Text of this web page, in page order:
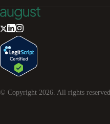
© Copyright 2026 . All rights reserved.